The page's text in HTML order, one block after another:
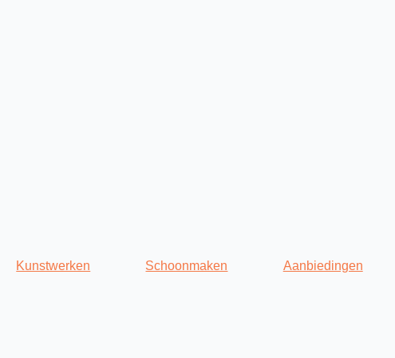
Kunstwerken Schoonmaken Aanbiedingen